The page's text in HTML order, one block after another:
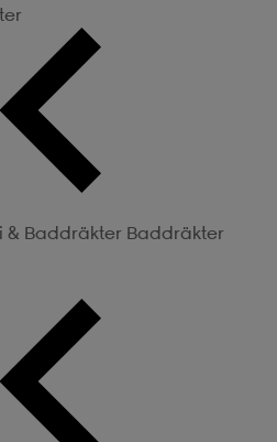
& Baddräkter Baddräkter